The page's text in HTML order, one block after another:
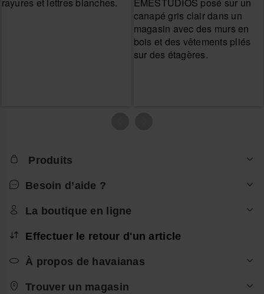
Produits
Besoin d’aide ?
La boutique en ligne
Effectuer le retour d'un article
À propos de havaianas
Trouver un magasin